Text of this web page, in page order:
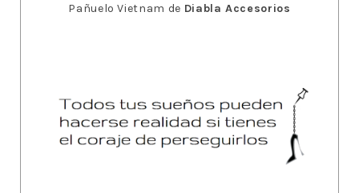
Pañuelo Vietnam de Diabla Accesorios